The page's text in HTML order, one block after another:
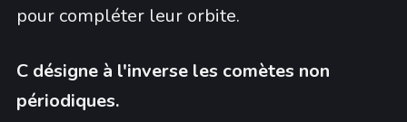
pour compléter leur orbite.
C désigne à l'inverse les comètes non
périodiques.